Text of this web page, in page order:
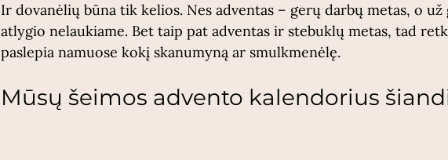
Ir dovanėlių būna tik kelios. Nes adventas – gerų darbų metas, o už
atlygio nelaukiame. Bet taip pat adventas ir stebuklų metas, tad
paslepia namuose kokį skanumyną ar smulkmenėlę.
Mūsų šeimos advento kalendorius